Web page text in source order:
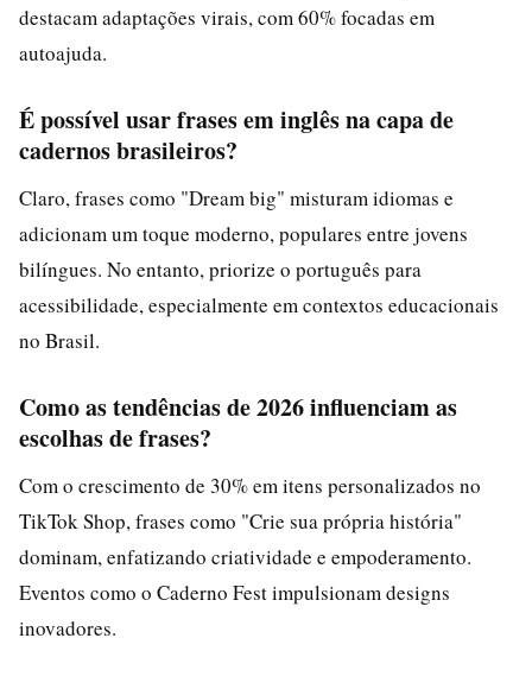
destacam adaptações virais, com 60% focadas em
autoajuda.
É possível usar frases em inglês na capa de
cadernos brasileiros?
Claro, frases como "Dream big" misturam idiomas e
adicionam um toque moderno, populares entre jovens
bilíngues. No entanto, priorize o português para
acessibilidade, especialmente em contextos educacionais
no Brasil.
Como as tendências de 2026 influenciam as
escolhas de frases?
Com o crescimento de 30% em itens personalizados no
TikTok Shop, frases como "Crie sua própria história"
dominam, enfatizando criatividade e empoderamento.
Eventos como o Caderno Fest impulsionam designs
inovadores.